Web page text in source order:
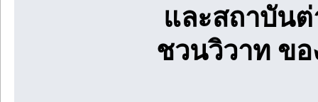
และสถาบัน
ชวนวิวาท ข